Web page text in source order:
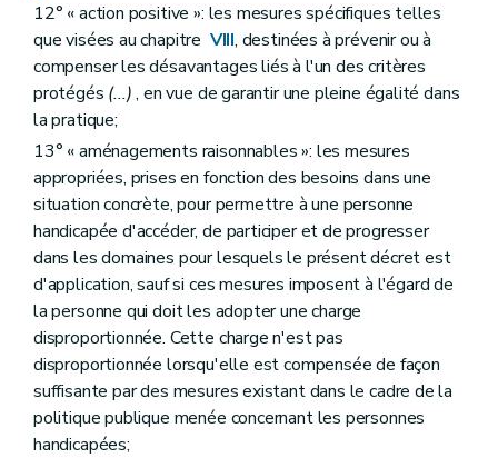
12° « action positive »: les mesures spécifiques telles
que visées au chapitre VIII, destinées à prévenir ou à
compenser les désavantages liés à l'un des critères
protégés (...), en vue de garantir une pleine égalité dans
la pratique;
13° « aménagements raisonnables »: les mesures
appropriées, prises en fonction des besoins dans une
situation concrète, pour permettre à une personne
handicapée d'accéder, de participer et de progresser
dans les domaines pour lesquels le présent décret est
d'application, sauf si ces mesures imposent à l'égard de
la personne qui doit les adopter une charge
disproportionnée. Cette charge n'est pas
disproportionnée lorsqu'elle est compensée de façon
suffisante par des mesures existant dans le cadre de la
politique publique menée concernant les personnes
handicapées;